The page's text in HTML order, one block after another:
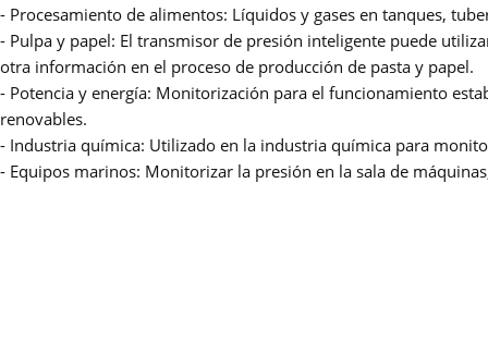
- Procesamiento de alimentos: Líquidos y gases en tanques,
- Pulpa y papel: El transmisor de presión inteligente puede
otra información en el proceso de producción de pasta y papel.
- Potencia y energía: Monitorización para el funcionamiento
renovables.
- Industria química: Utilizado en la industria química para
- Equipos marinos: Monitorizar la presión en la sala de